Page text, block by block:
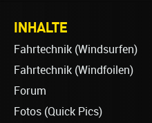
INHALTE
Fahrtechnik (Windsurfen)
Fahrtechnik (Windfoilen)
Forum
Fotos (Quick Pics)